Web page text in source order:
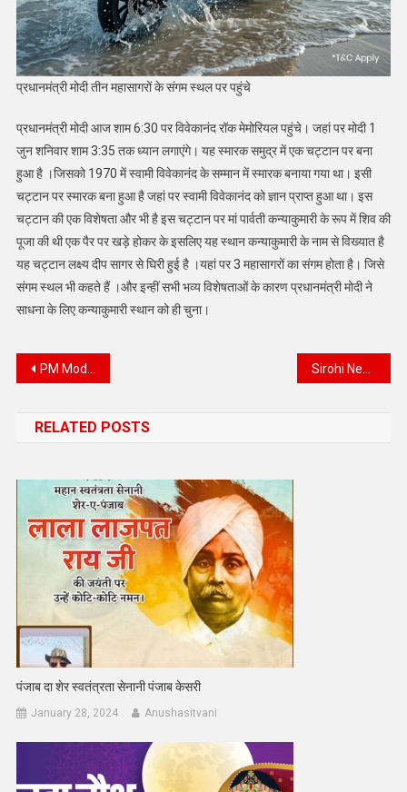
प्रधानमंत्री मोदी तीन महासागरों के संगम स्थल पर पहुंचे
प्रधानमंत्री मोदी आज शाम 6:30 पर विवेकानंद रॉक मेमोरियल पहुंचे। जहां पर मोदी 1
जुन शनिवार शाम 3:35 तक ध्यान लगाएंगे। यह स्मारक समुद्र में एक चट्टान पर बना
हुआ है ।जिसको 1970 में स्वामी विवेकानंद के सम्मान में स्मारक बनाया गया था। इसी
चट्टान पर स्मारक बना हुआ है जहां पर स्वामी विवेकानंद को ज्ञान प्राप्त हुआ था। इस
चट्टान की एक विशेषता और भी है इस चट्टान पर मां पार्वती कन्याकुमारी के रूप में शिव की
पूजा की थी एक पैर पर खड़े होकर के इसलिए यह स्थान कन्याकुमारी के नाम से विख्यात है‌
यह चट्टान लक्ष्य दीप सागर से घिरी हुई है ।यहां पर 3 महासागरों का संगम होता है। जिसे
संगम स्थल भी कहते हैं ।और इन्हीं सभी भव्य विशेषताओं के कारण प्रधानमंत्री मोदी ने
साधना के लिए कन्याकुमारी स्थान को ही चुना।
Post
PM Modi’s Interview to Open Magazine
RELATED POSTS
पंजाब दा शेर स्वतंत्रता सेनानी पंजाब केसरी
January 28, 2024 Anushasitvani